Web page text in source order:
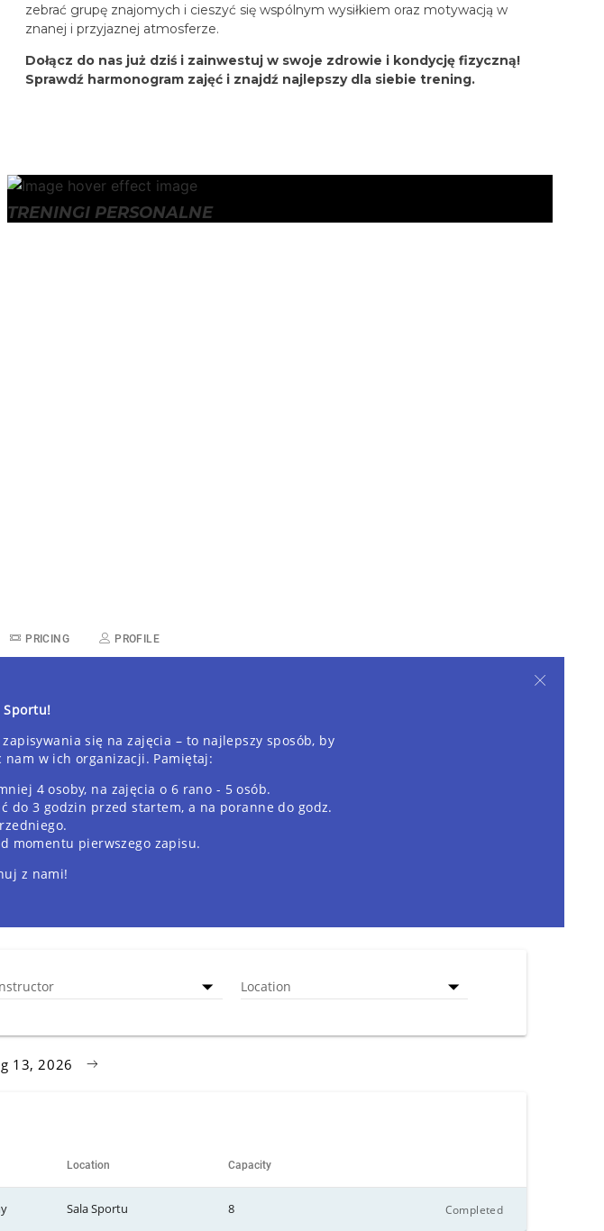
zebrać grupę znajomych i cieszyć się wspólnym wysiłkiem oraz motywacją w
znanej i przyjaznej atmosferze.
Dołącz do nas już dziś i zainwestuj w swoje zdrowie i kondycję fizyczną!
Sprawdź harmonogram zajęć i znajdź najlepszy dla siebie trening.
TRENINGI PERSONALNE